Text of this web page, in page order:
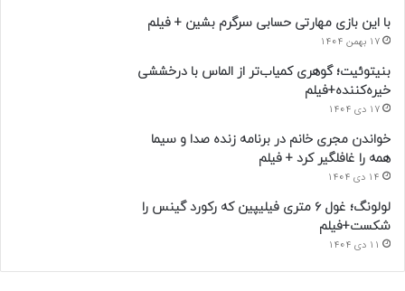
با این بازی مهارتی حسابی سرگرم بشین + فیلم
17 بهمن 1404
بنیتوئیت؛ گوهری کمیاب‌تر از الماس با درخششی
خیره‌کننده+فیلم
17 دی 1404
خواندن مجری خانم در برنامه زنده صدا و سیما
همه را غافلگیر کرد + فیلم
14 دی 1404
لولونگ؛ غول ۶ متری فیلیپین که رکورد گینس را
شکست+فیلم
11 دی 1404